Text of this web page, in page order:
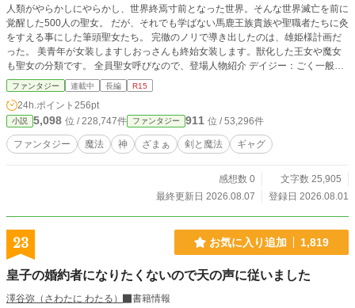
人類がやらかしにやらかし、世界終焉寸前となった世界。そんな世界滅亡を前に
覚醒した500人の聖女。 だが、それでも学ばない馬鹿王族貴族や聖職者たちに灸
をすえる事にした筆頭聖女たち。 完徹のノリで導き出したのは、雄姫様計画だ
った。 美青年が女装しますしおっさんも終始女装します。獣化した王女や魔女
も聖女の分類です。 全員聖女呼びなので、登場人物紹介 デイジー：ごく一般的
な()新聞記者の女性。鏡の加護の聖女。 聖女エヴァンス：ファインブルク王国の
侯爵で白銀の髪と金眼の180㎝の男性。精霊の加護以前にフィジカルが強い。筋
肉密度は雄姫様の中で4番目だがパワーはトップクラス。 不愛想だが変な所でフ
ットワークが軽い。 聖女ヴィルヘルム：グリンホルン共和国の王子。190㎝のが
っしりした体躯の22歳男性。盾の加護の聖女。深みのある真っ赤な紅色の髪と
深碧の瞳。 自国のとある公爵家が初夜の儀で脱糞事故を起こし、降嫁した小国
なった。 『王族貴族肛門純潔審査条例』が可決され、ヴィルヘルムが先陣を切
って検査。王族貴族皆尻を検査し戦争を回避した。 新米聖女コンラート：38歳
用している。家督は弟に譲って自国の子爵家から他国に嫁いだ経緯から、その母
を持つヴィルヘルム王子の補佐に。 ヴィルヘルム王子はその性癖を知ってい
とり、序列・『総裁』、邪視の魔女。 百数十年前の魔女狩り最盛期。最も多く
の人間を殺害し、神が選定した聖女をも殺害した、凶悪な経歴の持ち主。神の腹
ファンタジー 連載中 長編 R15
24h.ポイント 256pt
小説 5,098 位 / 228,747件 ファンタジー 911 位 / 53,296件
ファンタジー 魔法 神 ざまぁ 剣と魔法 ギャグ
感想数 0
文字数 25,905
最終更新日 2026.08.07
登録日 2026.08.01
23 お気に入り追加 1,819
皇子の婚約者になりたくないので天の声に従いました
澤谷弥（さわたに わたる）
書籍情報